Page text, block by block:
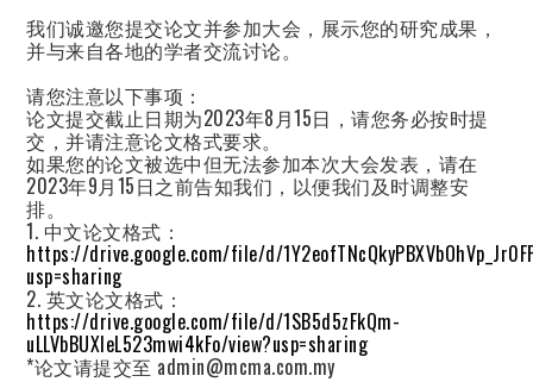
我们诚邀您提交论文并参加大会，展示您的研究成果，
并与来自各地的学者交流讨论。
请您注意以下事项：
论文提交截止日期为2023年8月15日，请您务必按时提
交，并请注意论文格式要求。
如果您的论文被选中但无法参加本次大会发表，请在
2023年9月15日之前告知我们，以便我们及时调整安
排。
1. 中文论文格式：
https://drive.google.com/file/d/
usp=sharing
2. 英文论文格式：
https://drive.google.com/file/d/1SB5d5zFkQm-
uLLVbBUXIeL523mwi4kFo/view?usp=sharing
*论文请提交至 admin@mcma.com.my